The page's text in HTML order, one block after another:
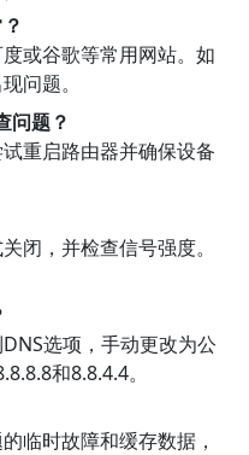
或谷歌等常用网站。如
问题。
问题？
重启路由器并确保设备
闭，并检查信号强度。
选项，手动更改为公
和8.8.4.4。
临时故障和缓存数据，